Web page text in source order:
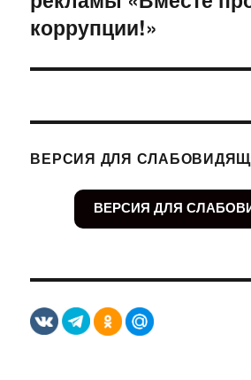
коррупции!»
ВЕРСИЯ ДЛЯ
ВЕРСИЯ ДЛЯ